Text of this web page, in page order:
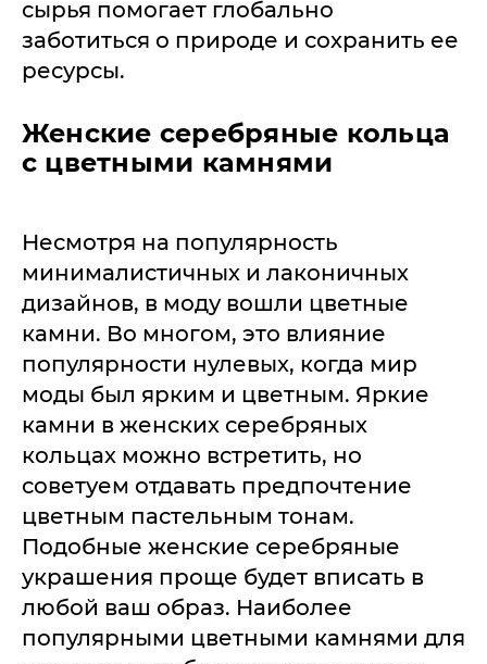
сырья помогает глобально
заботиться о природе и сохранить ее
ресурсы.
Женские серебряные кольца
с цветными камнями
Несмотря на популярность
минималистичных и лаконичных
дизайнов, в моду вошли цветные
камни. Во многом, это влияние
популярности нулевых, когда мир
моды был ярким и цветным. Яркие
камни в женских серебряных
кольцах можно встретить, но
советуем отдавать предпочтение
цветным пастельным тонам.
Подобные женские серебряные
украшения проще будет вписать в
любой ваш образ. Наиболее
популярными цветными камнями для